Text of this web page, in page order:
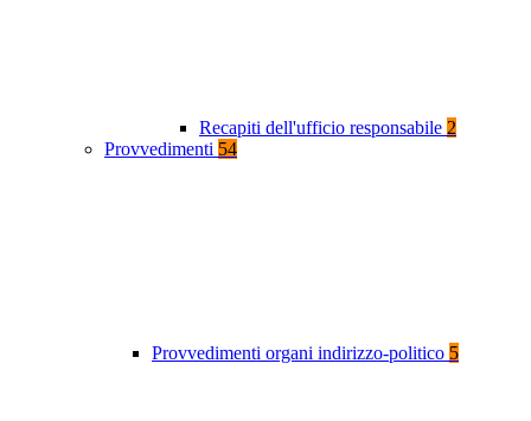
Recapiti dell'ufficio responsabile 2
Provvedimenti 54
Provvedimenti organi indirizzo-politico 5